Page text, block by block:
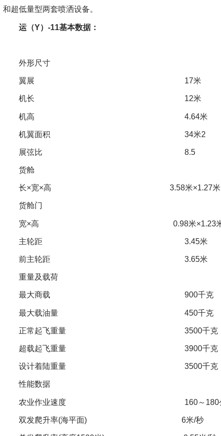
和超低量型两套喷洒设备。
运（Y）-11基本数据：
外形尺寸
翼展 17米
机长 12米
机高 4.64米
机翼面积 34米2
展弦比 8.5
货舱
长×宽×高 3.58米×1.27米
货舱门
宽×高 0.98米×1.23
主轮距 3.45米
前主轮距 3.65米
重量及载荷
最大商载 900千克
最大载油量 450千克
正常起飞重量 3500千克
超载起飞重量 3900千克
设计着陆重量 3500千克
性能数据
农业作业速度 160～180公里
双发爬升率(海平面) 6米/秒